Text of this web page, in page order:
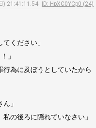
) 21:41:11.54
ID: HpXC0YCp0 (24)
ください」
」
為に及ぼうとしていたから
」
の後ろに隠れていなさい」